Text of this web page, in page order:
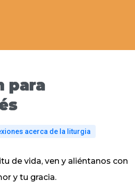
para
acerca de la liturgia
de vida, ven y aliéntanos con
y tu gracia.